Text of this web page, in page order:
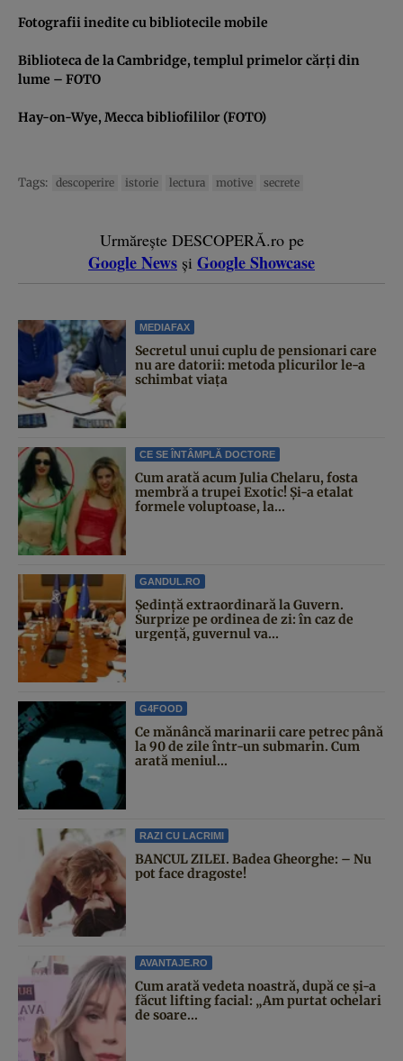
Fotografii inedite cu bibliotecile mobile
Biblioteca de la Cambridge, templul primelor cărţi din
lume – FOTO
Hay-on-Wye, Mecca bibliofililor (FOTO)
Tags: descoperire istorie lectura motive secrete
Urmărește DESCOPERĂ.ro pe
Google News și Google Showcase
MEDIAFAX
Secretul unui cuplu de pensionari care
nu are datorii: metoda plicurilor le-a
schimbat viața
CE SE ÎNTÂMPLĂ DOCTORE
Cum arată acum Julia Chelaru, fosta
membră a trupei Exotic! Și-a etalat
formele voluptoase, la...
GANDUL.RO
Şedinţă extraordinară la Guvern.
Surprize pe ordinea de zi: în caz de
urgență, guvernul va...
G4FOOD
Ce mănâncă marinarii care petrec până
la 90 de zile într-un submarin. Cum
arată meniul...
RAZI CU LACRIMI
BANCUL ZILEI. Badea Gheorghe: – Nu
pot face dragoste!
AVANTAJE.RO
Cum arată vedeta noastră, după ce și-a
făcut lifting facial: „Am purtat ochelari
de soare...